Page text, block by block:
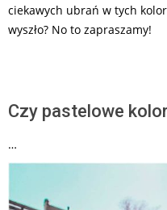
ciekawych ubrań w tych
wyszło? No to zapraszamy!
Czy pastelowe
…